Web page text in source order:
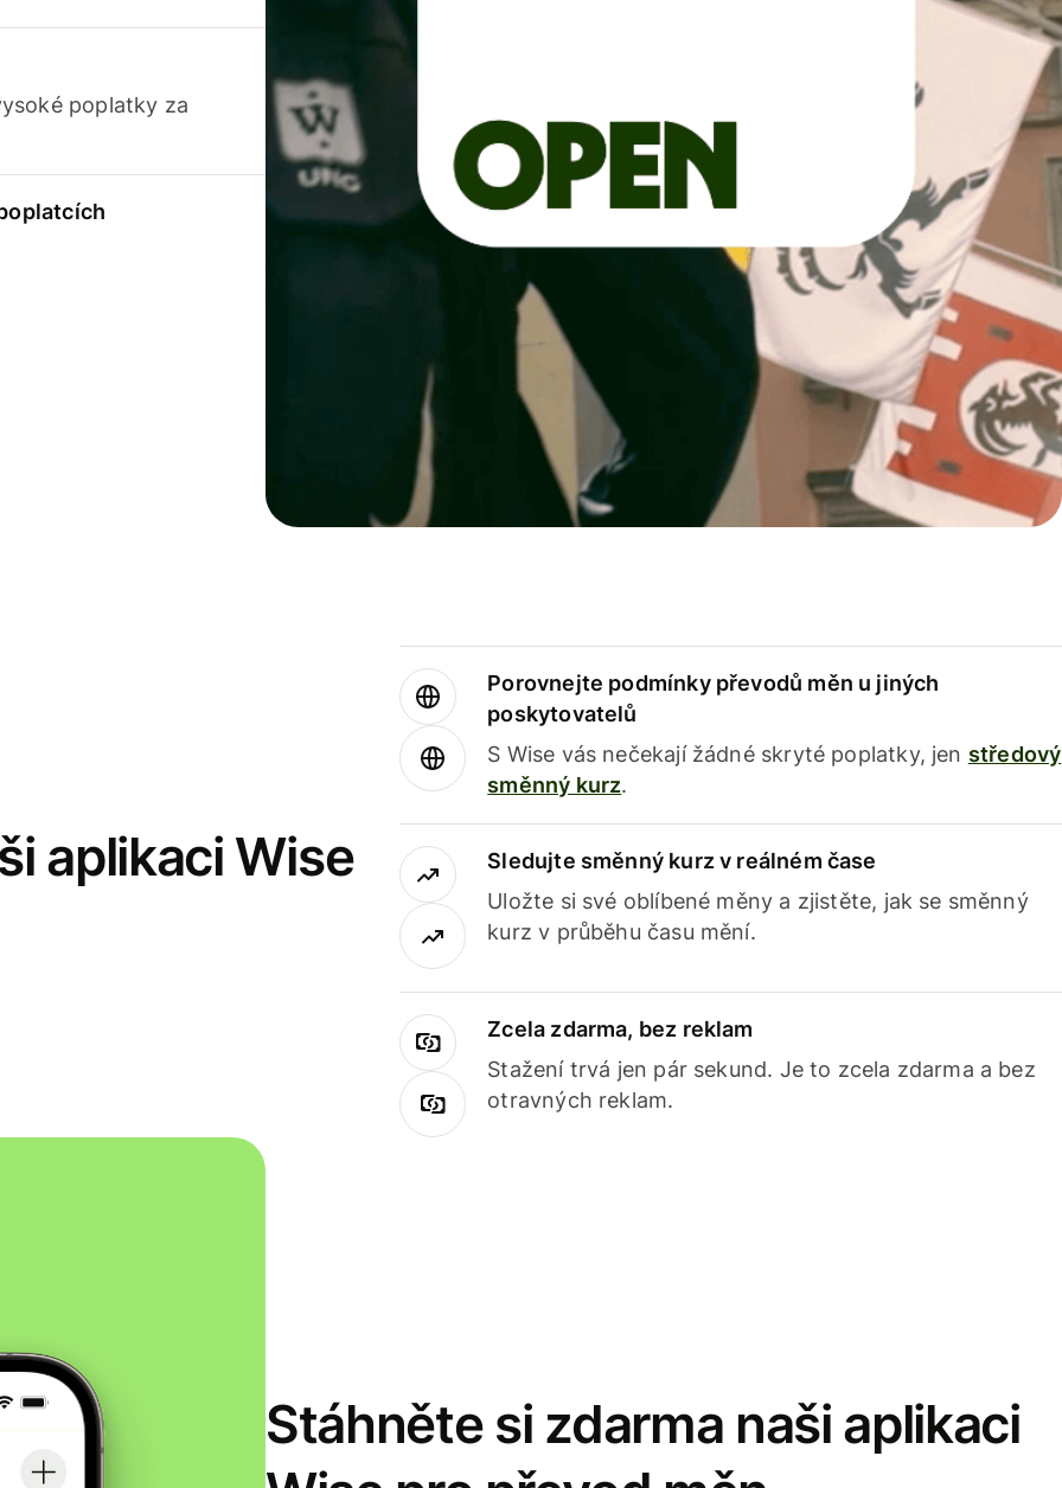
poplatky za
aplikaci Wise
Porovnejte podmínky převodů měn u jiných
poskytovatelů
S Wise vás nečekají žádné skryté poplatky, jen středový
směnný kurz.
Sledujte směnný kurz v reálném čase
Uložte si své oblíbené měny a zjistěte, jak se směnný
kurz v průběhu času mění.
Zcela zdarma, bez reklam
Stažení trvá jen pár sekund. Je to zcela zdarma a bez
otravných reklam.
Stáhněte si zdarma naši aplikaci